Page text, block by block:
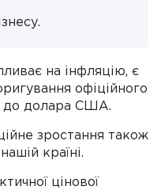
на інфляцію, є
офіційного
до долара США.
зростання також
країні.
цінової